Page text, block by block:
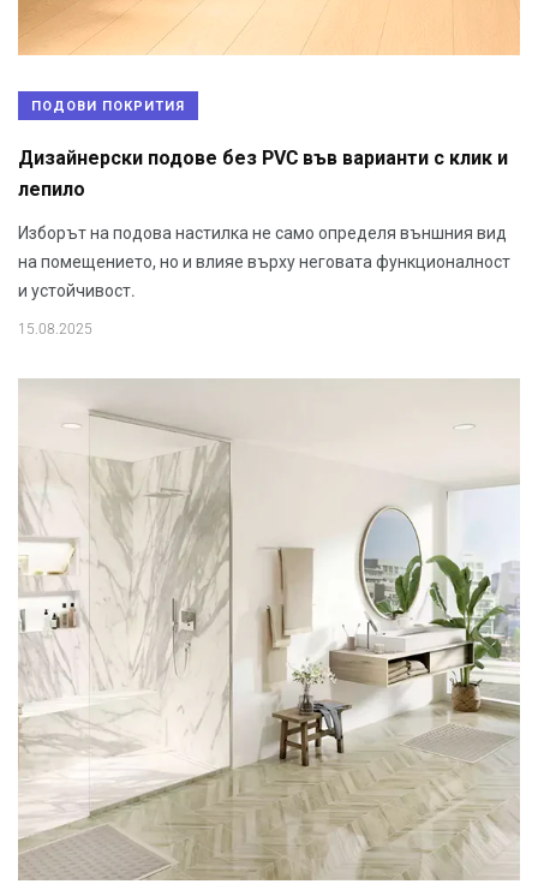
ПОДОВИ ПОКРИТИЯ
Дизайнерски подове без PVC във варианти с клик и
лепило
Изборът на подова настилка не само определя външния вид
на помещението, но и влияе върху неговата функционалност
и устойчивост.
15.08.2025